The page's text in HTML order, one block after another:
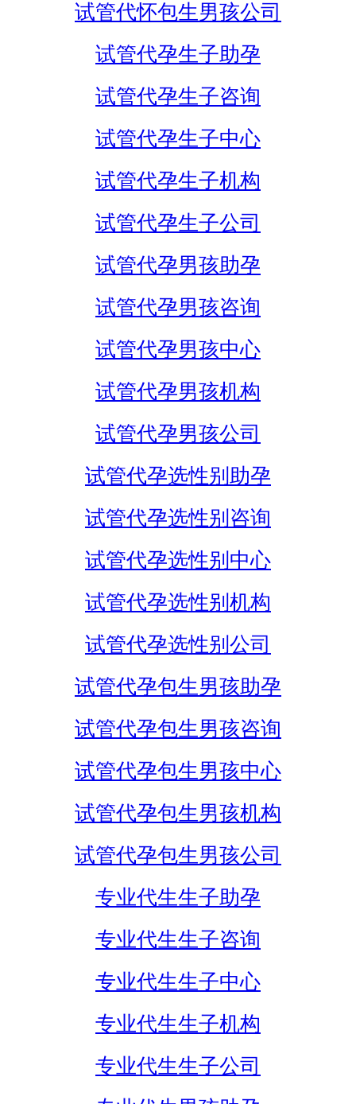
试管代怀包生男孩公司
试管代孕生子助孕
试管代孕生子咨询
试管代孕生子中心
试管代孕生子机构
试管代孕生子公司
试管代孕男孩助孕
试管代孕男孩咨询
试管代孕男孩中心
试管代孕男孩机构
试管代孕男孩公司
试管代孕选性别助孕
试管代孕选性别咨询
试管代孕选性别中心
试管代孕选性别机构
试管代孕选性别公司
试管代孕包生男孩助孕
试管代孕包生男孩咨询
试管代孕包生男孩中心
试管代孕包生男孩机构
试管代孕包生男孩公司
专业代生生子助孕
专业代生生子咨询
专业代生生子中心
专业代生生子机构
专业代生生子公司